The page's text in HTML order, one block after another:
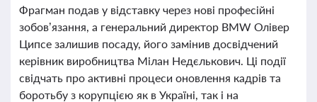
Фрагман подав у відставку через нові професійні
зобов’язання, а генеральний директор BMW Олівер
Ципсе залишив посаду, його замінив досвідчений
керівник виробництва Мілан Недєлькович. Ці події
свідчать про активні процеси оновлення кадрів та
боротьбу з корупцією як в Україні, так і на